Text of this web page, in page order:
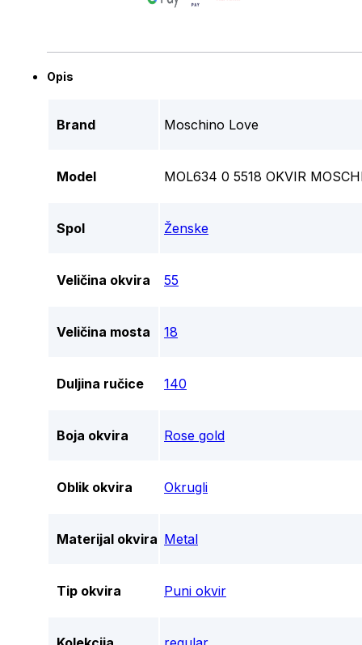
Opis
Brand Moschino Love
Model MOL634 0 5518 OKVIR
Spol Ženske
Veličina okvira 55
Veličina mosta 18
Duljina ručice 140
Boja okvira Rose gold
Oblik okvira Okrugli
Materijal okvira Metal
Tip okvira Puni okvir